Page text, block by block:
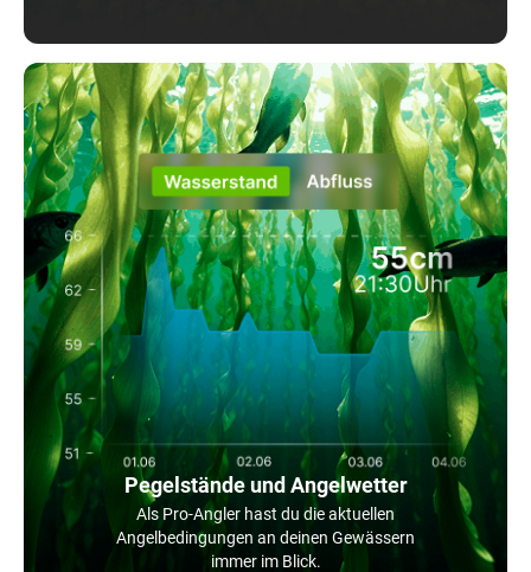
Pegelstände und Angelwetter
Als Pro-Angler hast du die aktuellen
Angelbedingungen an deinen Gewässern
immer im Blick.